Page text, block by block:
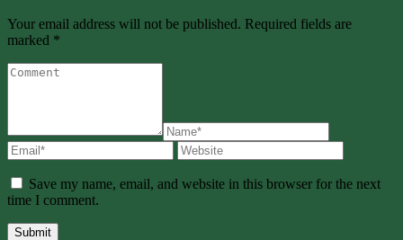
Your email address will not be published. Required fields are
marked *
Save my name, email, and website in this browser for the next
time I comment.